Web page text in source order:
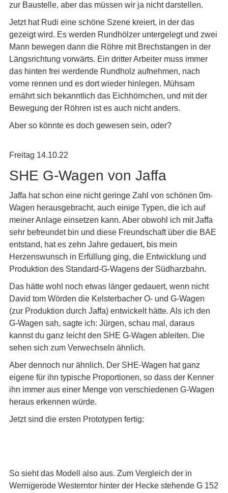
zur Baustelle, aber das müssen wir ja nicht darstellen.
Jetzt hat Rudi eine schöne Szene kreiert, in der das
gezeigt wird. Es werden Rundhölzer untergelegt und zwei
Mann bewegen dann die Röhre mit Brechstangen in der
Längsrichtung vorwärts. Ein dritter Arbeiter muss immer
das hinten frei werdende Rundholz aufnehmen, nach
vorne rennen und es dort wieder hinlegen. Mühsam
ernährt sich bekanntlich das Eichhörnchen, und mit der
Bewegung der Röhren ist es auch nicht anders.
Aber so könnte es doch gewesen sein, oder?
Freitag 14.10.22
SHE G-Wagen von Jaffa
Jaffa hat schon eine nicht geringe Zahl von schönen 0m-
Wagen herausgebracht, auch einige Typen, die ich auf
meiner Anlage einsetzen kann. Aber obwohl ich mit Jaffa
sehr befreundet bin und diese Freundschaft über die BAE
entstand, hat es zehn Jahre gedauert, bis mein
Herzenswunsch in Erfüllung ging, die Entwicklung und
Produktion des Standard-G-Wagens der Südharzbahn.
Das hätte wohl noch etwas länger gedauert, wenn nicht
David tom Wörden die Kelsterbacher O- und G-Wagen
(zur Produktion durch Jaffa) entwickelt hätte. Als ich den
G-Wagen sah, sagte ich: Jürgen, schau mal, daraus
kannst du ganz leicht den SHE G-Wagen ableiten. Die
sehen sich zum Verwechseln ähnlich.
Aber dennoch nur ähnlich. Der SHE-Wagen hat ganz
eigene für ihn typische Proportionen, so dass der Kenner
ihn immer aus einer Menge von verschiedenen G-Wagen
heraus erkennen würde.
Jetzt sind die ersten Prototypen fertig:
So sieht das Modell also aus. Zum Vergleich der in
Wernigerode Westerntor hinter der Hecke stehende G 152